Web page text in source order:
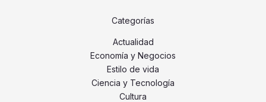
Categorías
Actualidad
Economía y Negocios
Estilo de vida
Ciencia y Tecnología
Cultura